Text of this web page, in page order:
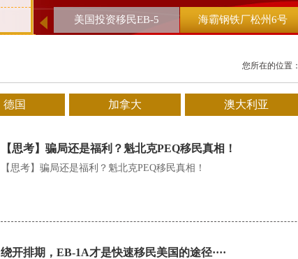
美国投资移民EB-5 海霸钢铁厂松州6号
您所在的位置：
德国 加拿大 澳大利亚
【思考】骗局还是福利？魁北克PEQ移民真相！
【思考】骗局还是福利？魁北克PEQ移民真相！
绕开排期，EB-1A才是快速移民美国的途径····